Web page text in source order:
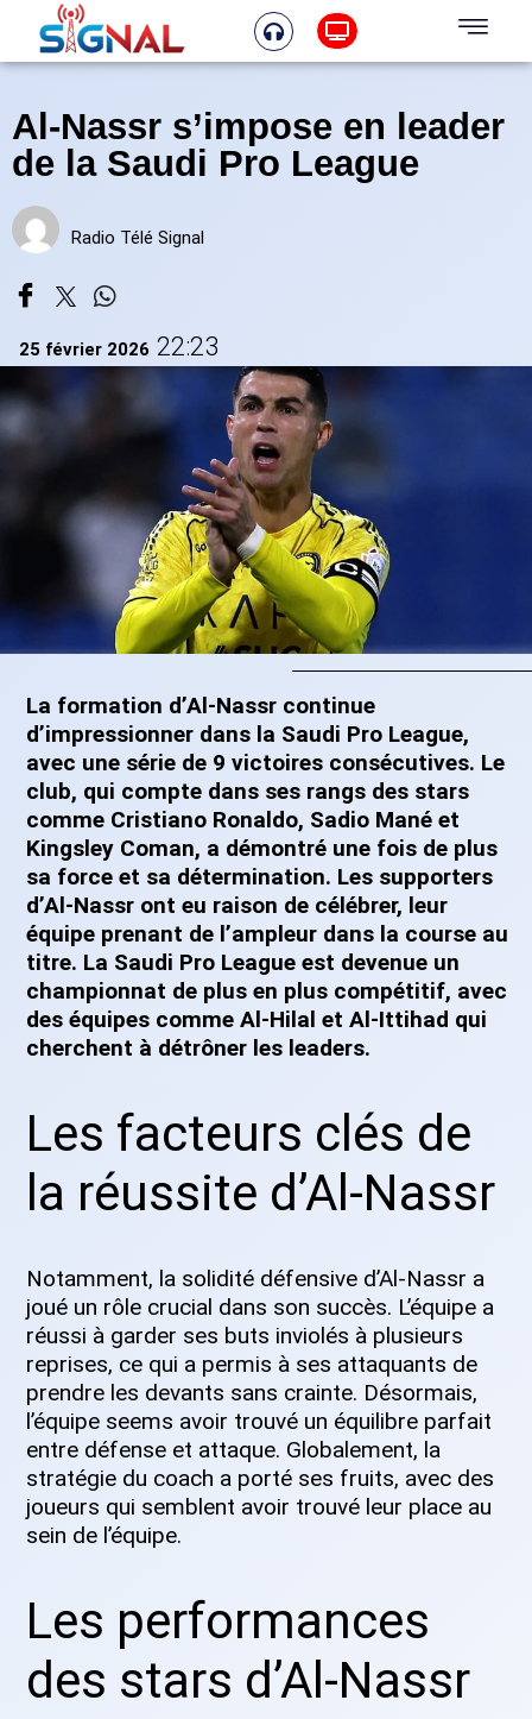
Al-Nassr s’impose en leader
de la Saudi Pro League
Radio Télé Signal
25 février 2026 22:23
La formation d’Al-Nassr continue
d’impressionner dans la Saudi Pro League,
avec une série de 9 victoires consécutives. Le
club, qui compte dans ses rangs des stars
comme Cristiano Ronaldo, Sadio Mané et
Kingsley Coman, a démontré une fois de plus
sa force et sa détermination. Les supporters
d’Al-Nassr ont eu raison de célébrer, leur
équipe prenant de l’ampleur dans la course au
titre. La Saudi Pro League est devenue un
championnat de plus en plus compétitif, avec
des équipes comme Al-Hilal et Al-Ittihad qui
cherchent à détrôner les leaders.
Les facteurs clés de
la réussite d’Al-Nassr
Notamment, la solidité défensive d’Al-Nassr a
joué un rôle crucial dans son succès. L’équipe a
réussi à garder ses buts inviolés à plusieurs
reprises, ce qui a permis à ses attaquants de
prendre les devants sans crainte. Désormais,
l’équipe seems avoir trouvé un équilibre parfait
entre défense et attaque. Globalement, la
stratégie du coach a porté ses fruits, avec des
joueurs qui semblent avoir trouvé leur place au
sein de l’équipe.
Les performances
des stars d’Al-Nassr